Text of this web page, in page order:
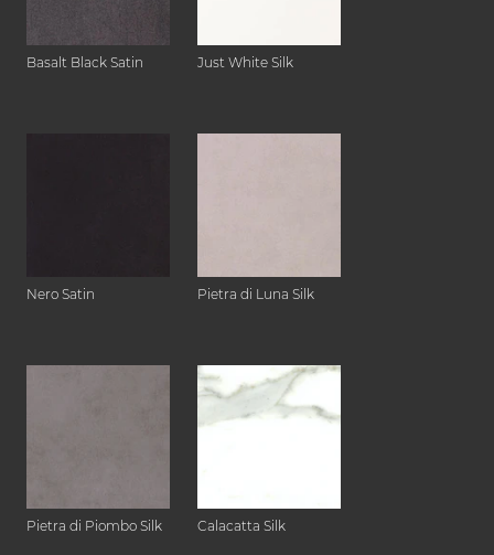
Basalt Black Satin Just White Silk
Nero Satin Pietra di Luna Silk
Pietra di Piombo Silk Calacatta Silk